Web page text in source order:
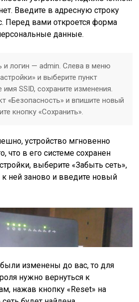
Введите в адресную строку
Перед вами откроется форма
данные.
и логин — admin. Слева в меню
и выберите пункт
SSID, сохраните изменения.
«Безопасность» и впишите новый
кнопку «Сохранить».
устройство мгновенно
что в его системе сохранен
выберите «Забыть сеть»,
ней заново и введите новый
изменены до вас, то для
нужно вернуться к
нажав кнопку «Reset» на